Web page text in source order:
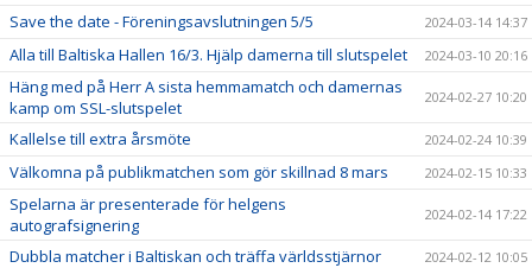
Save the date - Föreningsavslutningen 5/5 2024-03-14 14:37
Alla till Baltiska Hallen 16/3. Hjälp damerna till slutspelet 2024-03-10 20:16
Häng med på Herr A sista hemmamatch och damernas
kamp om SSL-slutspelet
2024-02-27 10:20
Kallelse till extra årsmöte 2024-02-24 10:39
Välkomna på publikmatchen som gör skillnad 8 mars 2024-02-15 10:33
Spelarna är presenterade för helgens
autografsignering
2024-02-14 17:22
Dubbla matcher i Baltiskan och träffa världsstjärnor 2024-02-12 10:05